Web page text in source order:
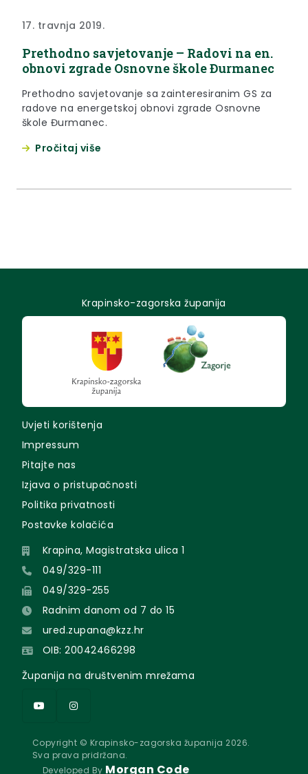
17. travnja 2019.
Prethodno savjetovanje – Radovi na en.
obnovi zgrade Osnovne škole Đurmanec
Prethodno savjetovanje sa zainteresiranim GS za
radove na energetskoj obnovi zgrade Osnovne
škole Đurmanec.
Pročitaj više
Krapinsko-zagorska županija
Uvjeti korištenja
Impressum
Pitajte nas
Izjava o pristupačnosti
Politika privatnosti
Postavke kolačića
Krapina, Magistratska ulica 1
049/329-111
049/329-255
Radnim danom od 7 do 15
ured.zupana@kzz.hr
OIB: 20042466298
Županija na društvenim mrežama
Copyright © Krapinsko-zagorska županija 2026.
Sva prava pridržana.
Developed By Morgan Code